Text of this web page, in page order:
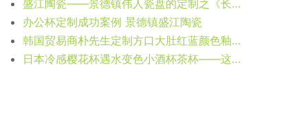
盛江陶瓷——景德镇伟人瓷盘的定制之《长征》
办公杯定制成功案例 景德镇盛江陶瓷
韩国贸易商朴先生定制方口大肚红蓝颜色釉花瓶
日本冷感樱花杯遇水变色小酒杯茶杯——这个夏季我们一起赏樱花吧